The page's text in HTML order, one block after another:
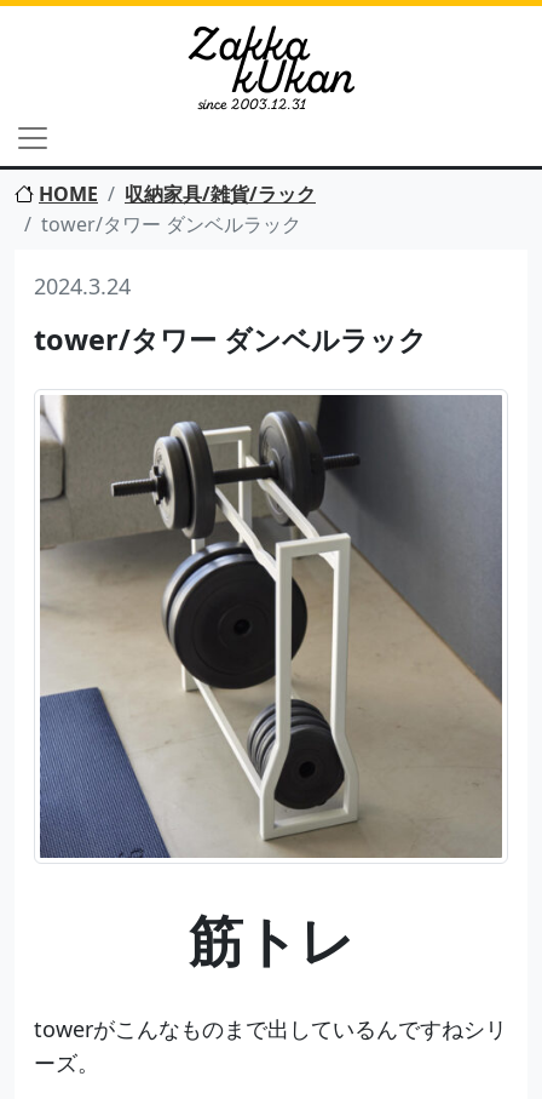
HOME
収納家具/雑貨/ラック
tower/タワー ダンベルラック
2024.3.24
tower/タワー ダンベルラック
筋トレ
towerがこんなものまで出しているんですねシリ
ーズ。